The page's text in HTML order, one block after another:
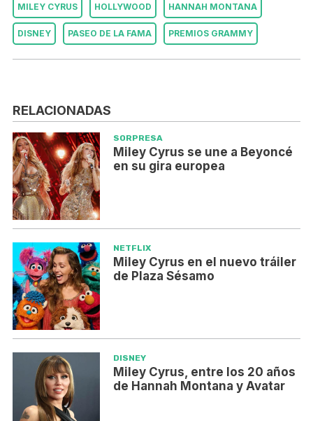
MILEY CYRUS HOLLYWOOD HANNAH MONTANA
DISNEY PASEO DE LA FAMA PREMIOS GRAMMY
RELACIONADAS
SORPRESA
Miley Cyrus se une a Beyoncé
en su gira europea
NETFLIX
Miley Cyrus en el nuevo tráiler
de Plaza Sésamo
DISNEY
Miley Cyrus, entre los 20 años
de Hannah Montana y Avatar